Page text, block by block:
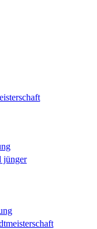
jünger